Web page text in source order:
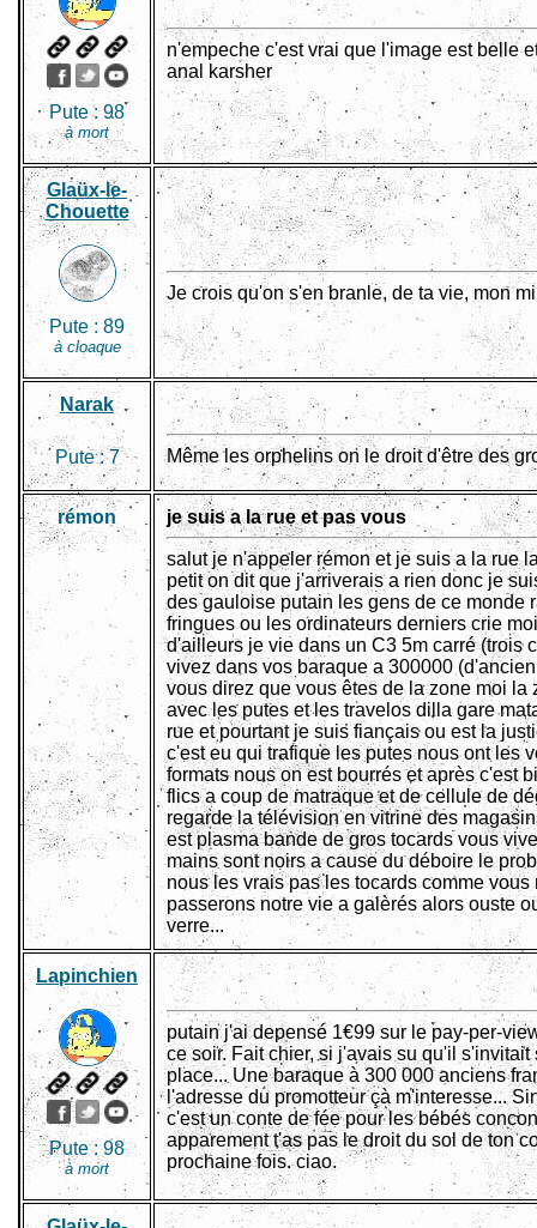
Pute : 98
à mort
n'empeche c'est vrai que l'image est belle
anal karsher
Glaüx-le-
Chouette
Pute : 89
à cloaque
Je crois qu'on s'en branle, de ta vie, mon
Narak
Pute :7 Même les orphelins on le droit d'être des
rémon je suis a la rue et pas vous
salut je n'appeler rémon et je suis a la rue
petit on dit que j'arriverais a rien donc je
des gauloise putain les gens de ce monde
fringues ou les ordinateurs derniers crie
d'ailleurs je vie dans un C3 5m carré (trois
vivez dans vos baraque a 300000
vous direz que vous êtes de la zone moi
avec les putes et les travelos dilla gare
rue et pourtant je suis fiançais ou est la
c'est eu qui trafique les putes nous ont les
formats nous on est bourrés et après c'est
flics a coup de matraque et de cellule de
regarde la télévision en vitrine des
est plasma bande de gros tocards vous
mains sont noirs a cause du déboire le
nous les vrais pas les tocards comme
passerons notre vie a galèrés alors ouste
verre...
Lapinchien
Pute :98
à mort
putain j'ai depensé 1€99 sur le pay-per-
ce soir. Fait chier, si j'avais su qu'il
place... Une baraque à 300 000 anciens
l'adresse du promotteur çà m'interesse...
c'est un conte de fée pour les bébés
apparement t'as pas le droit du sol de ton
prochaine fois. ciao.